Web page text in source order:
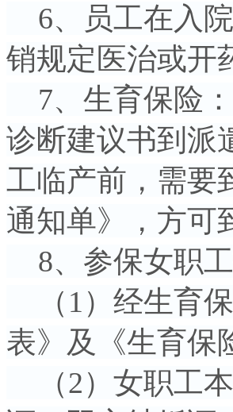
6、员工在入
销规定医治或开
7、生育保险
诊断建议书到派
工临产前，需要
通知单》，方可
8、参保女职
（1）经生育
表》及《生育保
（2）女职工